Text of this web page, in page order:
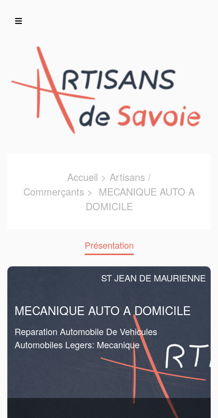
Accueil
Artisans/Commerçants
Accueil > Artisans /
Commerçants > MECANIQUE AUTO A
DOMICILE
Présentation
MECANIQUE AUTO A DOMICILE
Reparation Automobile De Vehicules
Automobiles Legers: Mecanique
ST JEAN DE MAURIENNE